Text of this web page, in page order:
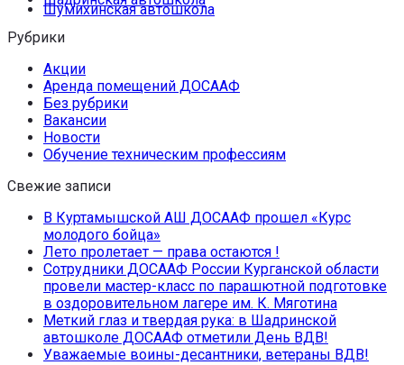
Шумихинская автошкола
Рубрики
Акции
Аренда помещений ДОСААФ
Без рубрики
Вакансии
Новости
Обучение техническим профессиям
Свежие записи
В Куртамышской АШ ДОСААФ прошел «Курс
молодого бойца»
Лето пролетает — права остаются !
Сотрудники ДОСААФ России Курганской области
провели мастер-класс по парашютной подготовке
в оздоровительном лагере им. К. Мяготина
Меткий глаз и твердая рука: в Шадринской
автошколе ДОСААФ отметили День ВДВ!
Уважаемые воины-десантники, ветераны ВДВ!